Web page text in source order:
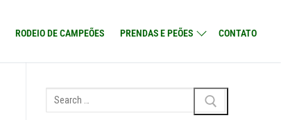
RODEIO DE CAMPEÕES PRENDAS E PEÕES CONTATO
Pesquisar
por: